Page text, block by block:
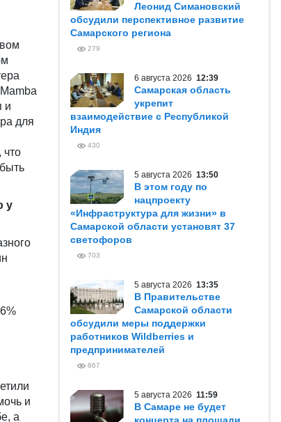
и
для
что
у
и
а
Леонид Симановский
обсудили перспективное развитие
Самарского региона
279
6 августа 2026 12:39
Самарская область
укрепит
взаимодействие с Республикой
Индия
430
5 августа 2026 13:50
В этом году по
нацпроекту
«Инфраструктура для жизни» в
Самарской области установят 37
светофоров
703
5 августа 2026 13:35
В Правительстве
Самарской области
обсудили меры поддержки
работников Wildberries и
предпринимателей
867
5 августа 2026 11:59
В Самаре не будет